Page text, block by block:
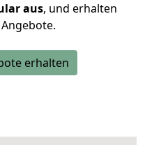
aus, und erhalten
erhalten